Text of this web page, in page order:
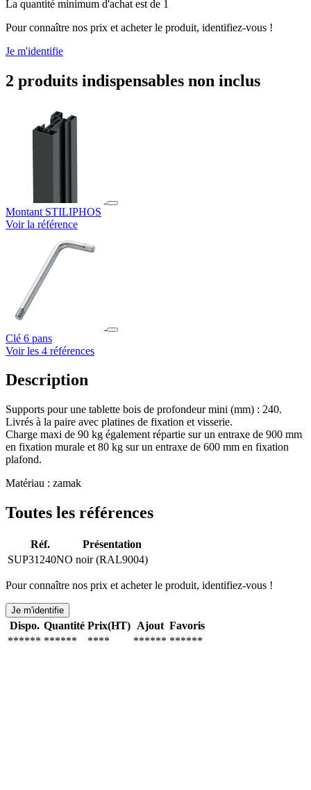
La quantité minimum d'achat est de 1
Pour connaître nos prix et acheter le produit, identifiez-vous !
Je m'identifie
2 produits indispensables non inclus
Montant STILIPHOS
Voir la référence
Clé 6 pans
Voir les 4 références
Description
Supports pour une tablette bois de profondeur mini (mm) : 240.
Livrés à la paire avec platines de fixation et visserie.
Charge maxi de 90 kg également répartie sur un entraxe de 900 mm
en fixation murale et 80 kg sur un entraxe de 600 mm en fixation
plafond.
Matériau : zamak
Toutes les références
Réf.
Présentation
SUP31240NO noir (RAL9004)
Pour connaître nos prix et acheter le produit, identifiez-vous !
Je m'identifie
Dispo. Quantité Prix(HT) Ajout Favoris
****** ****** **** ****** ******